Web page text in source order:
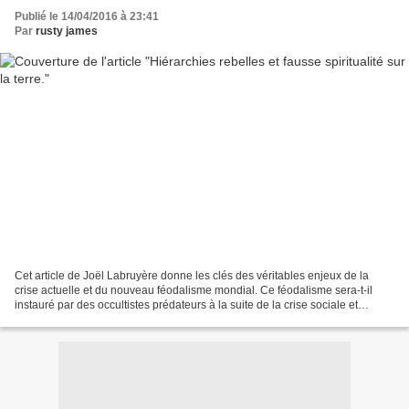
Publié le 14/04/2016 à 23:41
Par rusty james
Cet article de Joël Labruyère donne les clés des véritables enjeux de la
crise actuelle et du nouveau féodalisme mondial. Ce féodalisme sera-t-il
instauré par des occultistes prédateurs à la suite de la crise sociale et